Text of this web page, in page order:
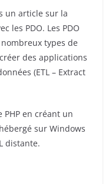
un article sur la
les PDO. Les PDO
types de
des applications
(ETL – Extract
en créant un
sur Windows
distante.